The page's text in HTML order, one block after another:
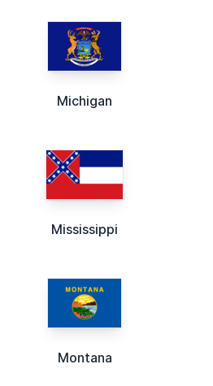
Michigan
Mississippi
Montana